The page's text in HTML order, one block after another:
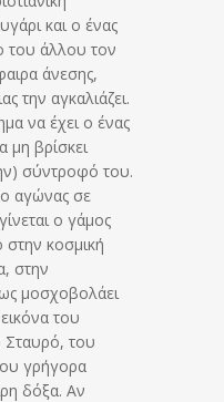
και ο ένας
του άλλου τον
άνεσης,
την αγκαλιάζει.
να έχει ο ένας
μη βρίσκει
σύντροφό του.
ο αγώνας σε
ο γάμος
στην κοσμική
στην
μοσχοβολάει
του
Σταυρό, του
γρήγορα
δόξα. Αν